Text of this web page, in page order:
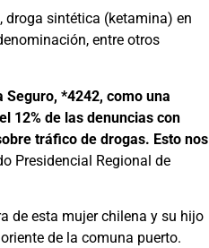
droga sintética (ketamina) en
entre otros
*4242, como una
12% de las denuncias con
tráfico de drogas. Esto nos
Presidencial Regional de
de esta mujer chilena y su hijo
de la comuna puerto.